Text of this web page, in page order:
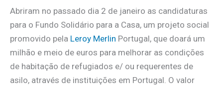
Abriram no passado dia 2 de janeiro as candidaturas
para o Fundo Solidário para a Casa, um projeto social
promovido pela Leroy Merlin Portugal, que doará um
milhão e meio de euros para melhorar as condições
de habitação de refugiados e/ ou requerentes de
asilo, através de instituições em Portugal. O valor